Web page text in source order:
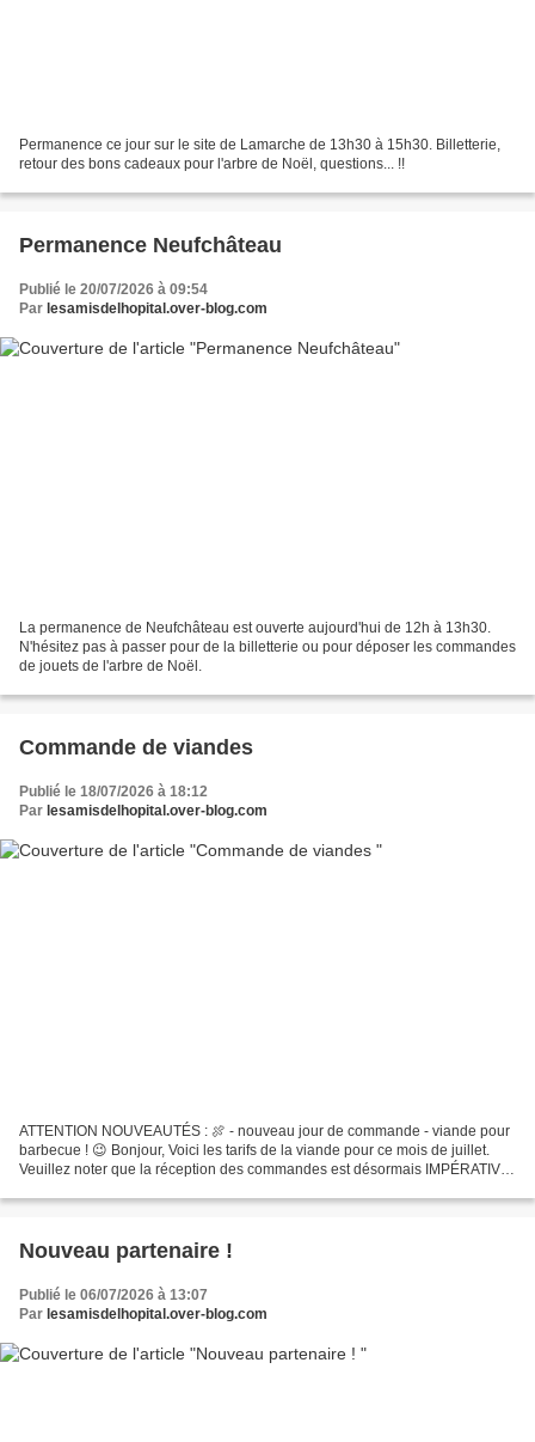
Permanence ce jour sur le site de Lamarche de 13h30 à 15h30. Billetterie,
retour des bons cadeaux pour l'arbre de Noël, questions... !!
Permanence Neufchâteau
Publié le 20/07/2026 à 09:54
Par lesamisdelhopital.over-blog.com
La permanence de Neufchâteau est ouverte aujourd'hui de 12h à 13h30.
N'hésitez pas à passer pour de la billetterie ou pour déposer les commandes
de jouets de l'arbre de Noël.
Commande de viandes
Publié le 18/07/2026 à 18:12
Par lesamisdelhopital.over-blog.com
ATTENTION NOUVEAUTÉS : 🍖 - nouveau jour de commande - viande pour
barbecue ! 😉 Bonjour, Voici les tarifs de la viande pour ce mois de juillet.
Veuillez noter que la réception des commandes est désormais IMPÉRATIVE
Nouveau partenaire !
Publié le 06/07/2026 à 13:07
Par lesamisdelhopital.over-blog.com